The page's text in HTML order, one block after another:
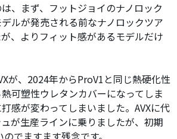
、まず、フットジョイのナノロック
ルが発売される前なナノロックツア
、よりフィット感があるモデルだけ
が、2024年からProV1と同じ熱硬化性
可塑性ウレタンカバーになってしま
感が変わってしまいました。AVXに代
が生産ラインに乗りましたが、初期
でますます残念です。